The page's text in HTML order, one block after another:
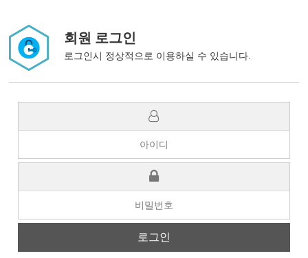
회원 로그인
로그인시 정상적으로 이용하실 수 있습니다.